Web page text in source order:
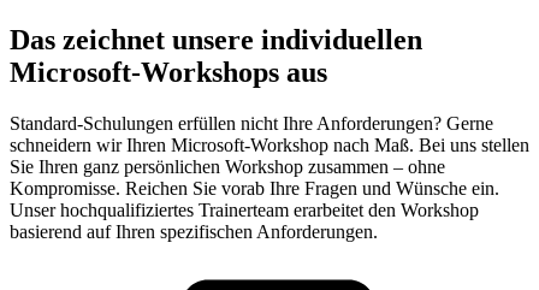
Das zeichnet unsere individuellen
Microsoft-Workshops aus
Standard-Schulungen erfüllen nicht Ihre Anforderungen? Gerne
schneidern wir Ihren Microsoft-Workshop nach Maß. Bei uns stellen
Sie Ihren ganz persönlichen Workshop zusammen – ohne
Kompromisse. Reichen Sie vorab Ihre Fragen und Wünsche ein.
Unser hochqualifiziertes Trainerteam erarbeitet den Workshop
basierend auf Ihren spezifischen Anforderungen.